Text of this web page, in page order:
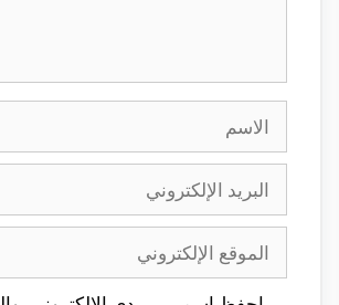
الاسم
البريد
الإلكتروني
الموقع
الإلكتروني